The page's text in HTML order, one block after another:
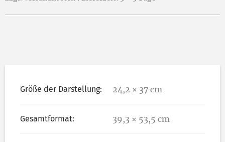
Größe der Darstellung: 24,2 × 37 cm
Gesamtformat: 39,3 × 53,5 cm